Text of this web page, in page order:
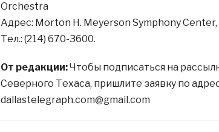
Orchestra
Адрес: Morton H. Meyerson Symphony Center,
Тел.: (214) 670-3600.
От редакции:Чтобы подписаться на
Северного Техаса, пришлите заявку по
dallastelegraph.com@gmail.com